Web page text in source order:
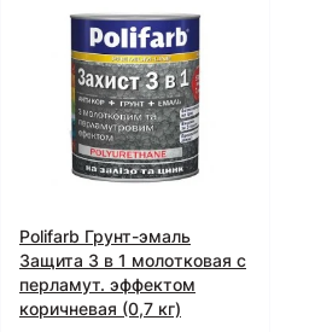
Polifarb Грунт-эмаль
Защита 3 в 1 молотковая с
перламут. эффектом
коричневая (0,7 кг)